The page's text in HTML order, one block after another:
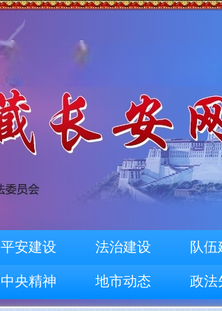
平安建设 法治建设 队伍
中央精神 地市动态 政法